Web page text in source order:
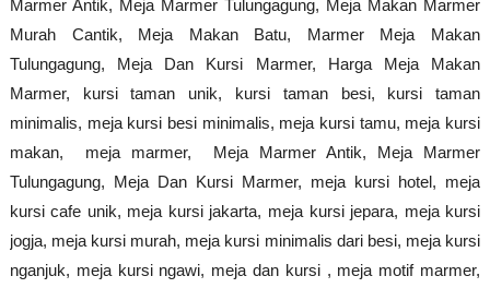
Marmer Antik, Meja Marmer Tulungagung, Meja Makan Marmer
Murah Cantik, Meja Makan Batu, Marmer Meja Makan
Tulungagung, Meja Dan Kursi Marmer, Harga Meja Makan
Marmer, kursi taman unik, kursi taman besi, kursi taman
minimalis, meja kursi besi minimalis, meja kursi tamu, meja kursi
makan, meja marmer, Meja Marmer Antik, Meja Marmer
Tulungagung, Meja Dan Kursi Marmer, meja kursi hotel, meja
kursi cafe unik, meja kursi jakarta, meja kursi jepara, meja kursi
jogja, meja kursi murah, meja kursi minimalis dari besi, meja kursi
nganjuk, meja kursi ngawi, meja dan kursi , meja motif marmer,